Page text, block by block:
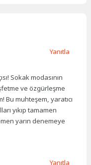
Sokak modasının
ve özgürleşme
Bu muhteşem, yaratıcı
yıkıp tamamen
yarın denemeye
Yanıtla
Yanıtla